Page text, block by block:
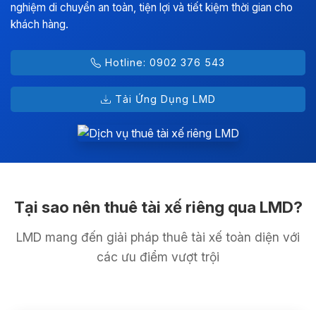
nghiệm di chuyển an toàn, tiện lợi và tiết kiệm thời gian cho
khách hàng.
Hotline: 0902 376 543
Tải Ứng Dụng LMD
Tại sao nên thuê tài xế riêng qua LMD?
LMD mang đến giải pháp thuê tài xế toàn diện với
các ưu điểm vượt trội